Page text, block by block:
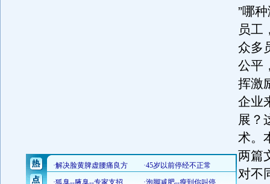
”哪
员工
众多
公平
挥激
企业
展？
术。
两篇
对不